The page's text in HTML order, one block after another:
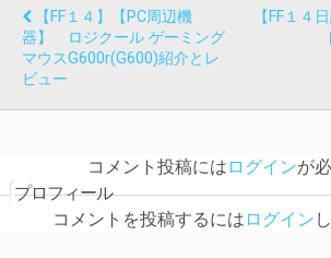
【FF１４】【PC周辺機
器】 ロジクール ゲーミング
マウスG600r(G600)紹介とレ
ビュー
【FF１４
コメント投稿には ログインが
プロフィール
コメントを投稿するには ログイン